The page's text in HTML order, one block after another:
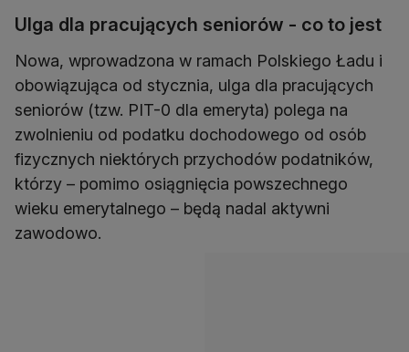
Ulga dla pracujących seniorów - co to jest
Nowa, wprowadzona w ramach Polskiego Ładu i
obowiązująca od stycznia, ulga dla pracujących
seniorów (tzw. PIT-0 dla emeryta) polega na
zwolnieniu od podatku dochodowego od osób
fizycznych niektórych przychodów podatników,
którzy – pomimo osiągnięcia powszechnego
wieku emerytalnego – będą nadal aktywni
zawodowo.